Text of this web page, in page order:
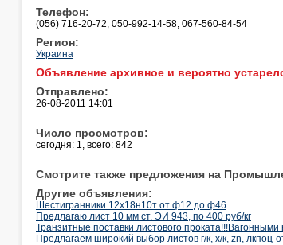
Телефон:
(056) 716-20-72, 050-992-14-58, 067-560-84-54
Регион:
Украина
Объявление архивное и вероятно
Отправлено:
26-08-2011 14:01
Число просмотров:
сегодня: 1, всего: 842
Смотрите также предложения на
Другие объявления:
Шестигранники 12х18н10т от ф12 до ф46
Предлагаю лист 10 мм ст. ЭИ 943, по 400 руб/кг
Транзитные поставки листового
Предлагаем широкий выбор листов г/к, х/к, zn, лкпоц-